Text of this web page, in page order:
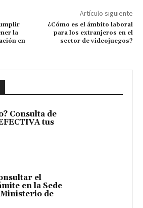
la
en
Artículo siguiente
¿Cómo es el ámbito laboral
para los extranjeros en el
sector de videojuegos?
Consulta de
tus
el
en la Sede
de